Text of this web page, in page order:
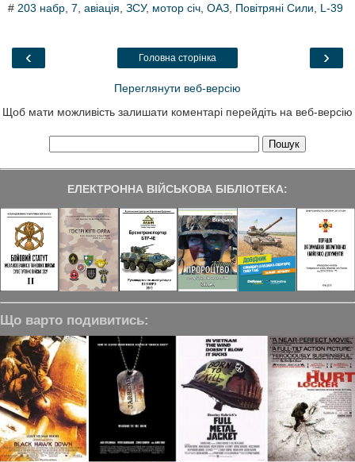
e
o
t
k
e
a
# 203 набр 7 авіація ЗСУ, мотор січ ОАЗ Повітряні Сили L-39
‹ ›
Головна сторінка
Переглянути веб-версію
Щоб мати можливість залишати коментарі перейдіть на веб-версію
ЕЛЕКТРОННА ВІЙСЬКОВА БІБЛІОТЕКА:
Що варто подивитись: